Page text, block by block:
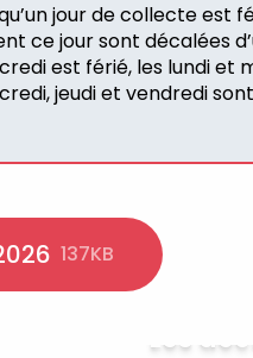
jour de collecte est
ce jour sont décalées
est férié, les lundi et
jeudi et vendredi
137KB
Les